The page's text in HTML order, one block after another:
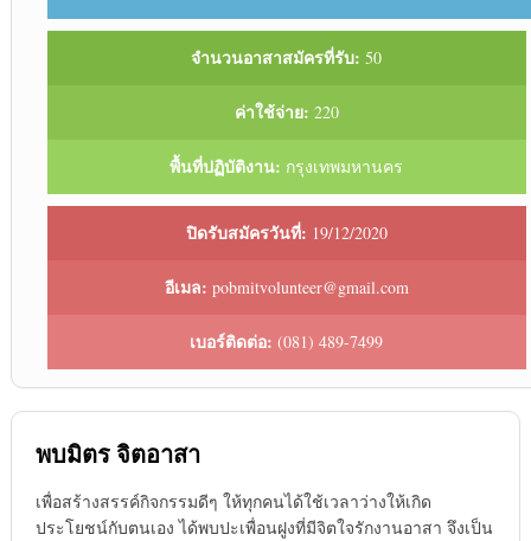
จำนวนอาสาสมัครที่รับ: 50
ค่าใช้จ่าย: 220
พื้นที่ปฏิบัติงาน: กรุงเทพมหานคร
ปิดรับสมัครวันที่: 19/12/2020
อีเมล: pobmitvolunteer@gmail.com
เบอร์ติดต่อ: (081) 489-7499
พบมิตร จิตอาสา
เพื่อสร้างสรรค์กิจกรรมดีๆ ให้ทุกคนได้ใช้เวลาว่างให้เกิด
ประโยชน์กับตนเอง ได้พบปะเพื่อนฝูงที่มีจิตใจรักงานอาสา จึงเป็น